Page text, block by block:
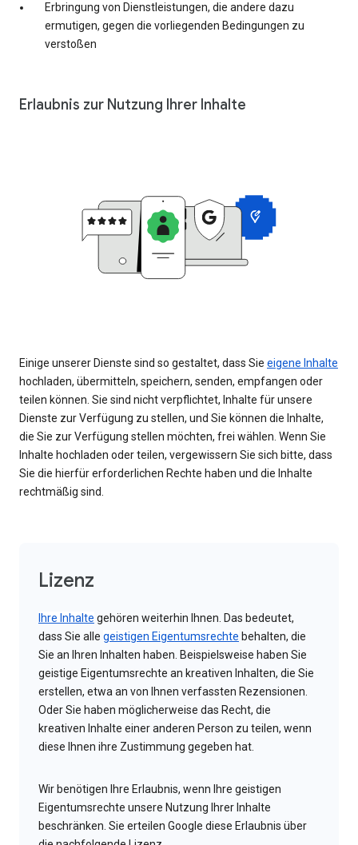
Erbringung von Dienstleistungen, die andere dazu
ermutigen, gegen die vorliegenden Bedingungen zu
verstoßen
Erlaubnis zur Nutzung Ihrer Inhalte
Einige unserer Dienste sind so gestaltet, dass Sie eigene Inhalte
hochladen, übermitteln, speichern, senden, empfangen oder
teilen können. Sie sind nicht verpflichtet, Inhalte für unsere
Dienste zur Verfügung zu stellen, und Sie können die Inhalte,
die Sie zur Verfügung stellen möchten, frei wählen. Wenn Sie
Inhalte hochladen oder teilen, vergewissern Sie sich bitte, dass
Sie die hierfür erforderlichen Rechte haben und die Inhalte
rechtmäßig sind.
Lizenz
Ihre Inhalte gehören weiterhin Ihnen. Das bedeutet,
dass Sie alle geistigen Eigentumsrechte behalten, die
Sie an Ihren Inhalten haben. Beispielsweise haben Sie
geistige Eigentumsrechte an kreativen Inhalten, die Sie
erstellen, etwa an von Ihnen verfassten Rezensionen.
Oder Sie haben möglicherweise das Recht, die
kreativen Inhalte einer anderen Person zu teilen, wenn
diese Ihnen ihre Zustimmung gegeben hat.
Wir benötigen Ihre Erlaubnis, wenn Ihre geistigen
Eigentumsrechte unsere Nutzung Ihrer Inhalte
beschränken. Sie erteilen Google diese Erlaubnis über